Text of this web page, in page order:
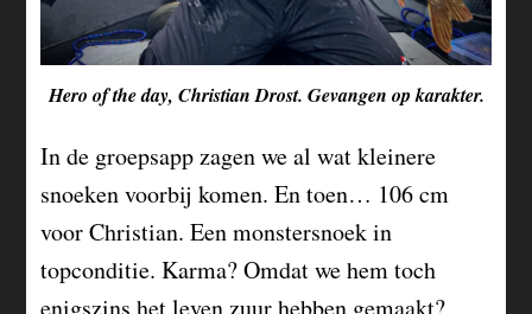
Hero of the day, Christian Drost. Gevangen op karakter.
In de groepsapp zagen we al wat kleinere
snoeken voorbij komen. En toen… 106 cm
voor Christian. Een monstersnoek in
topconditie. Karma? Omdat we hem toch
enigszins het leven zuur hebben gemaakt?